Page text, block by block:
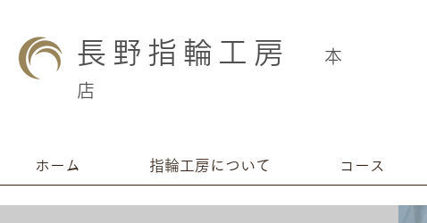
長野指輪工房
本
店
ホーム 指輪工房について コース